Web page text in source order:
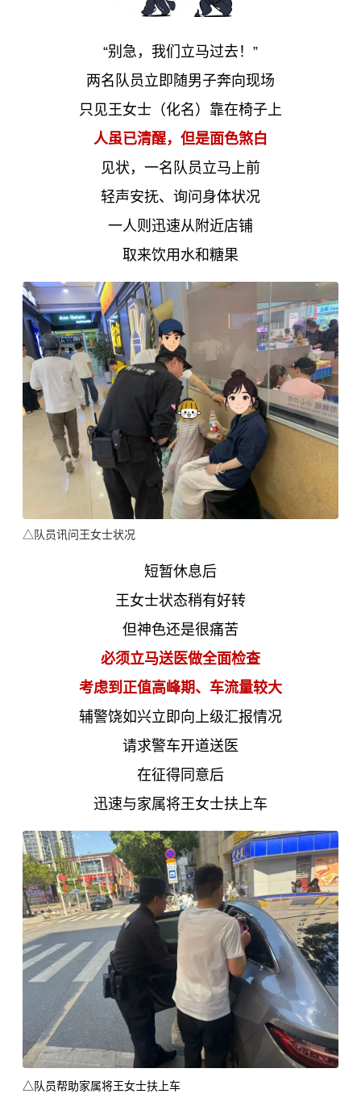
“别急，我们立马过去！”
两名队员立即随男子奔向现场
只见王女士（化名）靠在椅子上
人虽已清醒，但是面色煞白
见状，一名队员立马上前
轻声安抚、询问身体状况
一人则迅速从附近店铺
取来饮用水和糖果
△队员讯问王女士状况
短暂休息后
王女士状态稍有好转
但神色还是很痛苦
必须立马送医做全面检查
考虑到正值高峰期、车流量较大
辅警饶如兴立即向上级汇报情况
请求警车开道送医
在征得同意后
迅速与家属将王女士扶上车
△队员帮助家属将王女士扶上车